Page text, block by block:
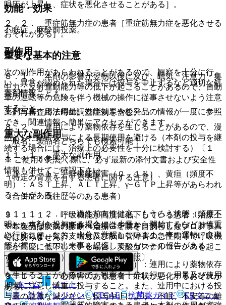
眼圧が上昇し、症状を悪化させることがある］。
２．２． 重症筋無力症の患者［重症筋無力症を悪化させる
おそれがある］。
重要な基本的注意
８．１． 本剤の影響が翌朝以後に及び、眠気、注意力・集
中力・反射運動能力等の低下が起こることがあるので、自動
車の運転等の危険を伴う機械の操作に従事させないよう注意
すること。
８．２． 連用により薬物依存を生じることがあるので、漫
然とした継続投与による長期使用を避ける（本剤の投与を継
続する場合には、治療上の必要性を十分に検討する）〔１
１．１．３参照〕。
（特定の背景を有する患者に関する注意）
（合併症・既往歴等のある患者）
９．１．１． 呼吸機能が高度に低下している患者：治療上
やむを得ないと判断される場合を除き、投与しない（肺性
心、肺気腫、気管支喘息及び脳血管障害の急性期等で呼吸機
能が高度に低下している場合、炭酸ガスナルコーシスを起こ
すおそれがある）〔１１．１．４参照〕。
９．１．２． 心障害のある患者：症状が悪化するおそれが
ある。
効能・効果
不眠症、麻酔前投薬。
副作用
次の副作用があらわれることがあるので、観察を十分に行
い、異常が認められた場合には投与を中止するなど適切な処
置を行うこと＊。
＊）再審査終了時の調査症例を含む。
重大な副作用
１１．１． 重大な副作用
１１．１．１． 肝機能障害（０．１％）、黄疸（頻度不
明）：ＡＳＴ上昇、ＡＬＴ上昇、γ−ＧＴＰ上昇等があらわれ
ることがある。
１１．１．２． 一過性前向性健忘、もうろう状態（頻度不
明）：本剤を投与する場合には少量から開始するなど、慎重
に行うこと。なお、十分に覚醒しないまま、車の運転、食事
等を行い、その出来事を記憶していないとの報告がある。
１１．１．３． 依存性（頻度不明）：連用により薬物依存
を生じることがあるので、観察を十分に行い、用量及び使用
期間に注意し慎重に投与すること。また、連用中における投
与量の急激な減少ないし投与中止により、不眠、不安等の離
薬剤情報
薬剤写真、用法用量、効能効果や後発品の情報が一度に参照
でき、関連情報へ簡単にアクセスができます。
一般名、製品名どちらでも検索可能！
※ ご使用いただく際に、必ず最新の添付文書および安全性
情報も併せてご確認下さい。
※本製品は疾病の診断・治療・予防を目的としたプログラム
ではありません。
ホーム
ノート
表・計算
レジメン CTCAE 抗菌薬ガイド
ERマニュ